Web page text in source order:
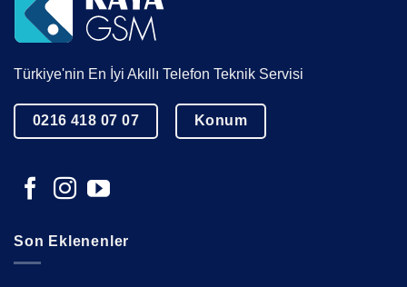
Türkiye'nin En İyi Akıllı Telefon Teknik Servisi
0216 418 07 07 Konum
Son Eklenenler